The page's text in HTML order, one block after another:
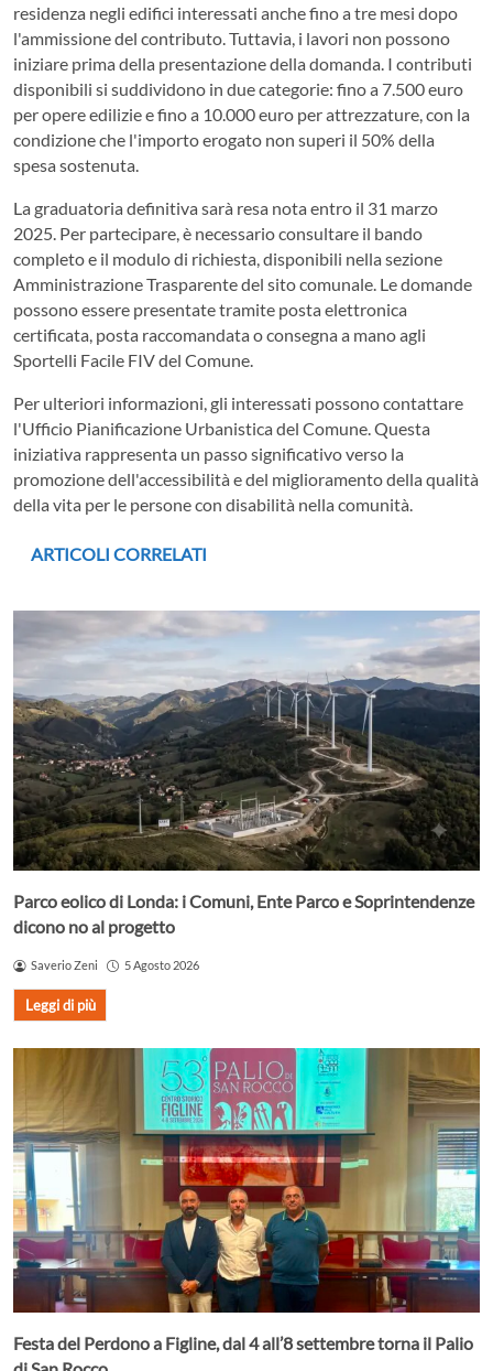
residenza negli edifici interessati anche fino a tre mesi dopo
l'ammissione del contributo. Tuttavia, i lavori non possono
iniziare prima della presentazione della domanda. I contributi
disponibili si suddividono in due categorie: fino a 7.500 euro
per opere edilizie e fino a 10.000 euro per attrezzature, con la
condizione che l'importo erogato non superi il 50% della
spesa sostenuta.
La graduatoria definitiva sarà resa nota entro il 31 marzo
2025. Per partecipare, è necessario consultare il bando
completo e il modulo di richiesta, disponibili nella sezione
Amministrazione Trasparente del sito comunale. Le domande
possono essere presentate tramite posta elettronica
certificata, posta raccomandata o consegna a mano agli
Sportelli Facile FIV del Comune.
Per ulteriori informazioni, gli interessati possono contattare
l'Ufficio Pianificazione Urbanistica del Comune. Questa
iniziativa rappresenta un passo significativo verso la
promozione dell'accessibilità e del miglioramento della qualità
della vita per le persone con disabilità nella comunità.
ARTICOLI CORRELATI
Parco eolico di Londa: i Comuni, Ente Parco e Soprintendenze
dicono no al progetto
Saverio Zeni 5 Agosto 2026
Leggi di più
Festa del Perdono a Figline, dal 4 all’8 settembre torna il Palio